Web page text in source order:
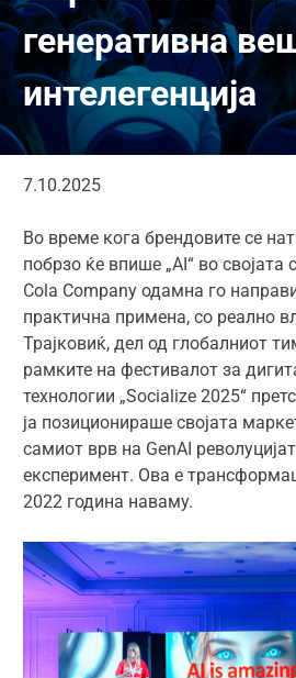
генеративна
интелегенција
7.10.2025
Во време кога брендовите се
побрзо ќе впише „AI“ во својата
Cola Company одамна го
практична примена, со реално
Трајковиќ, дел од глобалниот
рамките на фестивалот за
технологии „Socialize 2025“
ја позиционираше својата
самиот врв на GenAI
експеримент. Ова е
2022 година наваму.